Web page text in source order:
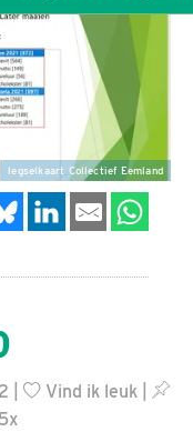
legselkaart Collectief Eemland
| Vind ik leuk